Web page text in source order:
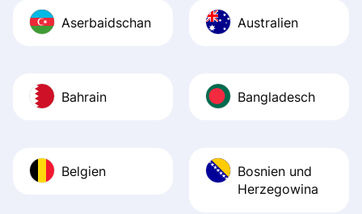
Aserbaidschan Australien
Bahrain Bangladesch
Belgien
Bosnien und
Herzegowina